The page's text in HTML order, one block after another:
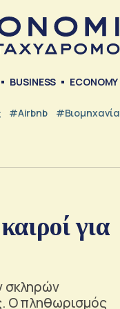
BUSINESS ECONOMY
#Airbnb #Βιομηχανία
για
σκληρών
Ο πληθωρισμός